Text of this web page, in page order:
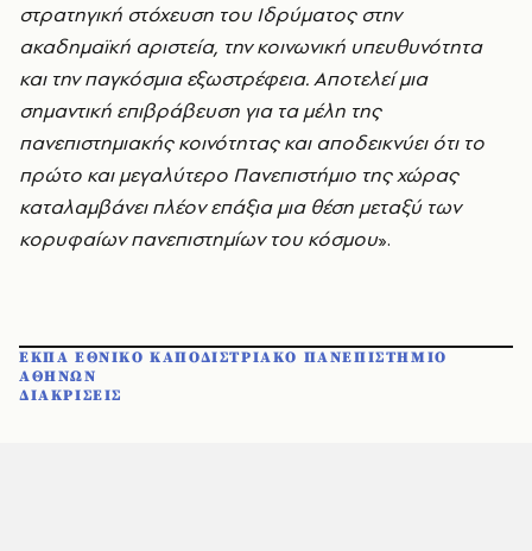
στρατηγική στόχευση του Ιδρύματος στην
ακαδημαϊκή αριστεία, την κοινωνική υπευθυνότητα
και την παγκόσμια εξωστρέφεια. Αποτελεί μια
σημαντική επιβράβευση για τα μέλη της
πανεπιστημιακής κοινότητας και αποδεικνύει ότι το
πρώτο και μεγαλύτερο Πανεπιστήμιο της χώρας
καταλαμβάνει πλέον επάξια μια θέση μεταξύ των
κορυφαίων πανεπιστημίων του κόσμου».
ΕΚΠΑ ΕΘΝΙΚΟ ΚΑΠΟΔΙΣΤΡΙΑΚΟ ΠΑΝΕΠΙΣΤΗΜΙΟ
ΑΘΗΝΩΝ
ΔΙΑΚΡΙΣΕΙΣ